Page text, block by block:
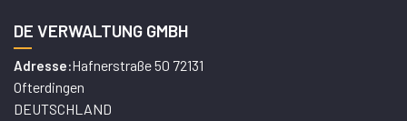
DE VERWALTUNG GMBH
Adresse:Hafnerstraße 50 72131
Ofterdingen
DEUTSCHLAND